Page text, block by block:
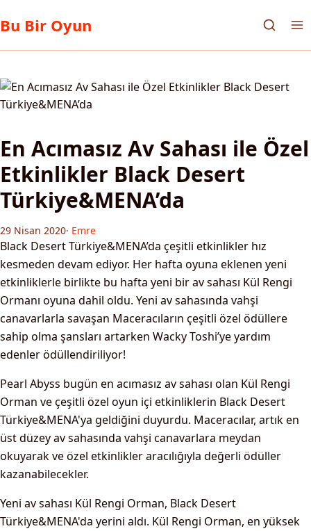
Bu Bir Oyun
En Acımasız Av Sahası ile Özel
Etkinlikler Black Desert
Türkiye&MENA’da
29 Nisan 2020· Emre
Black Desert Türkiye&MENA’da çeşitli etkinlikler hız
kesmeden devam ediyor. Her hafta oyuna eklenen yeni
etkinliklerle birlikte bu hafta yeni bir av sahası Kül Rengi
Ormanı oyuna dahil oldu. Yeni av sahasında vahşi
canavarlarla savaşan Maceracıların çeşitli özel ödüllere
sahip olma şansları artarken Wacky Toshi’ye yardım
edenler ödüllendiriliyor!
Pearl Abyss bugün en acımasız av sahası olan Kül Rengi
Orman ve çeşitli özel oyun içi etkinliklerin Black Desert
Türkiye&MENA'ya geldiğini duyurdu. Maceracılar, artık en
üst düzey av sahasında vahşi canavarlara meydan
okuyarak ve özel etkinlikler aracılığıyla değerli ödüller
kazanabilecekler.
Yeni av sahası Kül Rengi Orman, Black Desert
Türkiye&MENA'da yerini aldı. Kül Rengi Orman, en yüksek